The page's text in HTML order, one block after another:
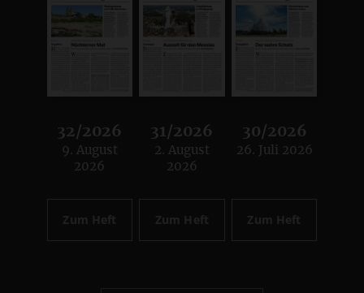
32/2026
:
9. August
2026
Zum Heft
31/2026
:
2. August
2026
Zum Heft
30/2026
:
26. Juli 2026
Zum Heft